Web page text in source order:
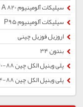
سیلیکات آلومینیوم A 820
سیلیکات آلومینیوم P95
اروزیل فوزیل چینی
بنتون 34
پلی وینیل الکل چین 88-20
پلی وینیل الکل چین 88-24